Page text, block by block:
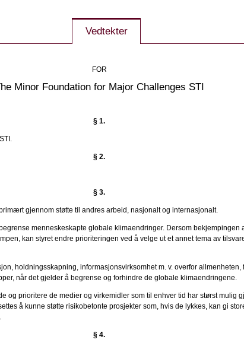
Vedtekter
FOR
Minor Foundation for Major Challenges STI
§ 1.
§ 2.
§ 3.
gjennom støtte til andres arbeid, nasjonalt og internasjonalt.
menneskeskapte globale klimaendringer. Dersom
kan styret endre prioriteringen ved å velge ut et annet tema av
holdningsskapning, informasjonsvirksomhet m. v. overfor
når det gjelder å begrense og forhindre de globale klimaendringene.
og prioritere de medier og virkemidler som til enhver tid har størst mulig
å kunne støtte risikobetonte prosjekter som, hvis de lykkes, kan gi
§ 4.